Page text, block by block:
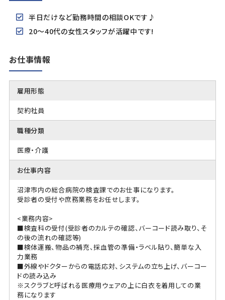
半日だけなど勤務時間の相談OKです♪
20～40代の女性スタッフが活躍中です!
お仕事情報
雇用形態
契約社員
職種分類
医療・介護
お仕事内容
沼津市内の総合病院の検査課でのお仕事になります。
受診者の受付や庶務業務をお任せします。
<業務内容>
■検査科の受付(受診者のカルテの確認、バーコード読み取り、そ
の後の流れの確認等)
■検体運搬、物品の補充、採血管の準備・ラベル貼り、簡単な入
力業務
■外線やドクターからの電話応対、システムの立ち上げ、バーコー
ドの読み込み
※スクラブと呼ばれる医療用ウェアの上に白衣を着用しての業
務になります